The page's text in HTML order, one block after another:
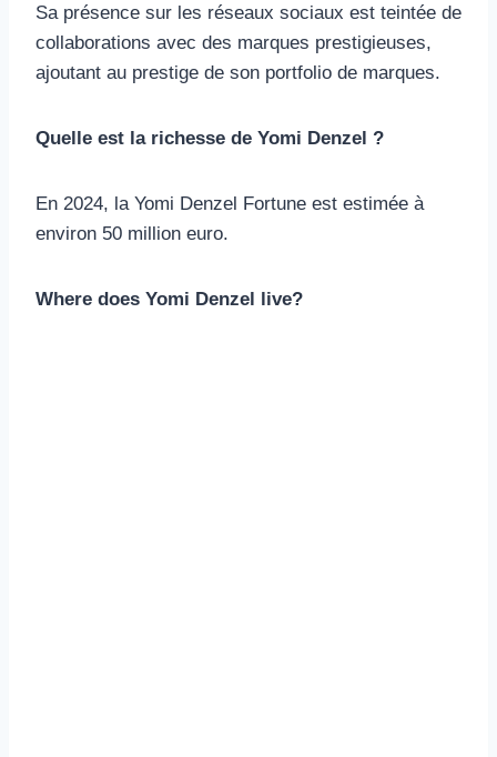
Sa présence sur les réseaux sociaux est teintée de
collaborations avec des marques prestigieuses,
ajoutant au prestige de son portfolio de marques.
Quelle est la richesse de Yomi Denzel ?
En 2024, la Yomi Denzel Fortune est estimée à
environ 50 million euro.
Where does Yomi Denzel live?